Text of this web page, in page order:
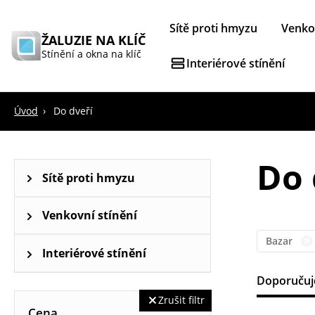
ŽALUZIE NA KLÍČ
Stínění a okna na klíč
Sítě proti hmyzu
Interiérové stínění
Úvod Do dveří
Sítě proti hmyzu
Sítě proti hmyzu na okna
Venkovní stínění
Venkovní rolety
Interiérové stínění
Horizontální žaluzie
Zrušit filtr
Bazar